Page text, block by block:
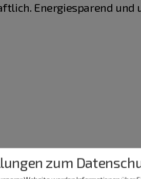
Energiesparend
zum